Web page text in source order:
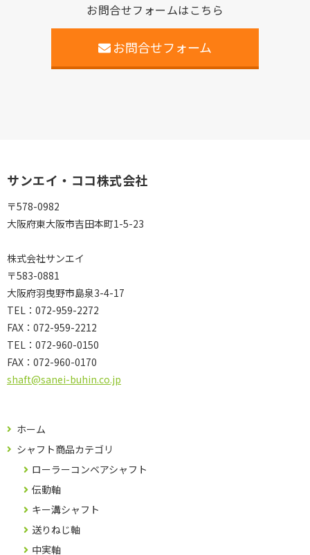
お問合せフォームはこちら
お問合せフォーム
サンエイ・ココ株式会社
〒578-0982
大阪府東大阪市吉田本町1-5-23
株式会社サンエイ
〒583-0881
大阪府羽曳野市島泉3-4-17
TEL：072-959-2272
FAX：072-959-2212
TEL： 072-960-0150
FAX： 072-960-0170
shaft@sanei-buhin.co.jp
ホーム
シャフト商品カテゴリ
ローラーコンベアシャフト
伝動軸
キー溝シャフト
送りねじ軸
中実軸